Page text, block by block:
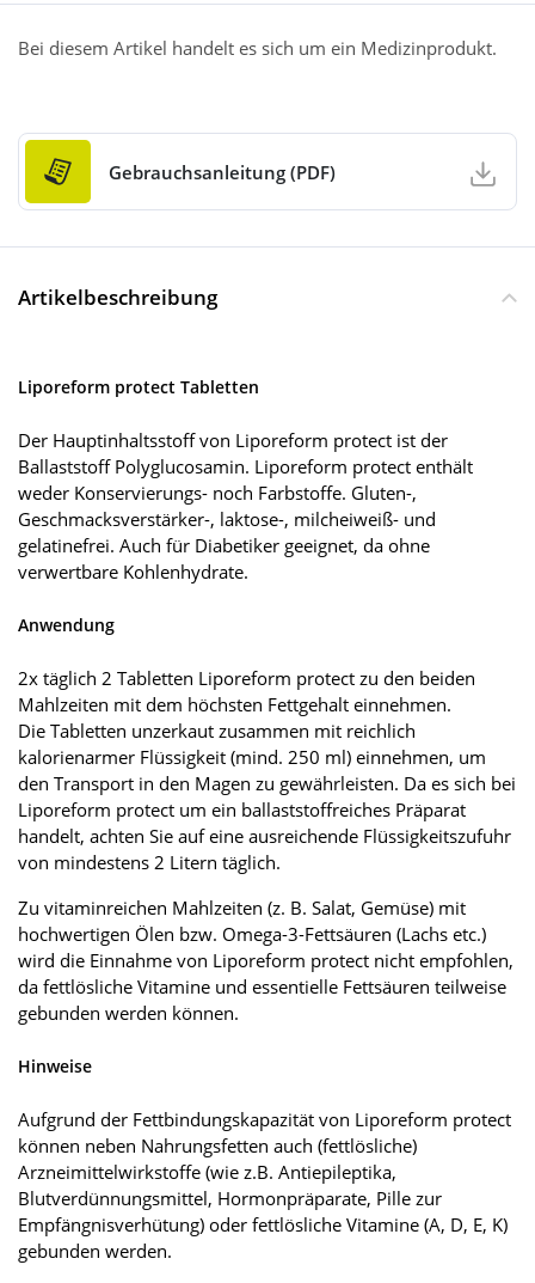
Bei diesem Artikel handelt es sich um ein Medizinprodukt.
Gebrauchsanleitung (PDF)
Artikelbeschreibung
Liporeform protect Tabletten
Der Hauptinhaltsstoff von Liporeform protect ist der
Ballaststoff Polyglucosamin. Liporeform protect enthält
weder Konservierungs- noch Farbstoffe. Gluten-,
Geschmacksverstärker-, laktose-, milcheiweiß- und
gelatinefrei. Auch für Diabetiker geeignet, da ohne
verwertbare Kohlenhydrate.
Anwendung
2x täglich 2 Tabletten Liporeform protect zu den beiden
Mahlzeiten mit dem höchsten Fettgehalt einnehmen.
Die Tabletten unzerkaut zusammen mit reichlich
kalorienarmer Flüssigkeit (mind. 250 ml) einnehmen, um
den Transport in den Magen zu gewährleisten. Da es sich bei
Liporeform protect um ein ballaststoffreiches Präparat
handelt, achten Sie auf eine ausreichende Flüssigkeitszufuhr
von mindestens 2 Litern täglich.
Zu vitaminreichen Mahlzeiten (z. B. Salat, Gemüse) mit
hochwertigen Ölen bzw. Omega-3-Fettsäuren (Lachs etc.)
wird die Einnahme von Liporeform protect nicht empfohlen,
da fettlösliche Vitamine und essentielle Fettsäuren teilweise
gebunden werden können.
Hinweise
Aufgrund der Fettbindungskapazität von Liporeform protect
können neben Nahrungsfetten auch (fettlösliche)
Arzneimittelwirkstoffe (wie z.B. Antiepileptika,
Blutverdünnungsmittel, Hormonpräparate, Pille zur
Empfängnisverhütung) oder fettlösliche Vitamine (A, D, E, K)
gebunden werden.